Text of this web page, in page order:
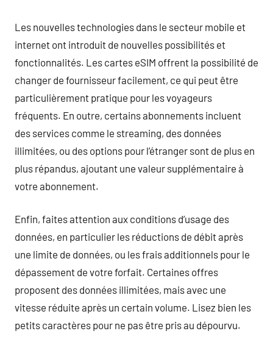
Les nouvelles technologies dans le secteur mobile et
internet ont introduit de nouvelles possibilités et
fonctionnalités. Les cartes eSIM offrent la possibilité de
changer de fournisseur facilement, ce qui peut être
particulièrement pratique pour les voyageurs
fréquents. En outre, certains abonnements incluent
des services comme le streaming, des données
illimitées, ou des options pour l’étranger sont de plus en
plus répandus, ajoutant une valeur supplémentaire à
votre abonnement.
Enfin, faites attention aux conditions d’usage des
données, en particulier les réductions de débit après
une limite de données, ou les frais additionnels pour le
dépassement de votre forfait. Certaines offres
proposent des données illimitées, mais avec une
vitesse réduite après un certain volume. Lisez bien les
petits caractères pour ne pas être pris au dépourvu.